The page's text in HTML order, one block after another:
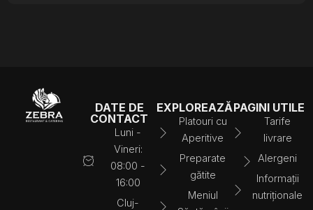
DATE DE
CONTACT
Luni -
Vineri:
08:00 -
16:00
Cluj-
EXPLOREAZĂ
Platouri cu
Aperitive
Preparate
gătite
Meniul
PAGINI UTILE
Tarife
livrare
Alergeni
Informații
nutriționale